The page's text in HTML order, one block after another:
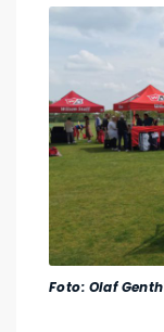
Foto: Olaf Genth